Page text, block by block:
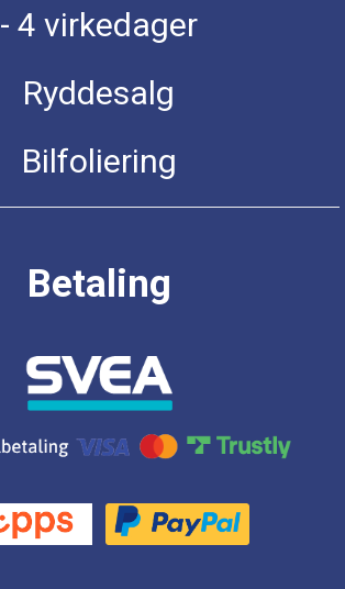
- 4 virkedager
Ryddesalg
Bilfoliering
Betaling